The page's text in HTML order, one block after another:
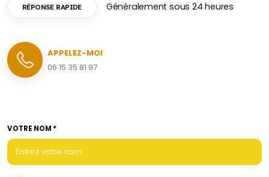
RÉPONSE RAPIDE Généralement sous 24 heures
APPELEZ-MOI
06 15 35 81 97
VOTRE NOM *